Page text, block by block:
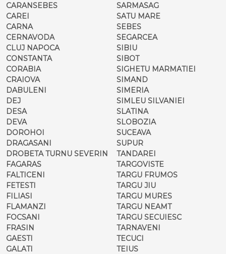
CARANSEBES
CAREI
CARNA
CERNAVODA
CLUJ NAPOCA
CONSTANTA
CORABIA
CRAIOVA
DABULENI
DEJ
DESA
DEVA
DOROHOI
DRAGASANI
DROBETA TURNU SEVERIN
FAGARAS
FALTICENI
FETESTI
FILIASI
FLAMANZI
FOCSANI
FRASIN
GAESTI
GALATI
SARMASAG
SATU MARE
SEBES
SEGARCEA
SIBIU
SIBOT
SIGHETU MARMATIEI
SIMAND
SIMERIA
SIMLEU SILVANIEI
SLATINA
SLOBOZIA
SUCEAVA
SUPUR
TANDAREI
TARGOVISTE
TARGU FRUMOS
TARGU JIU
TARGU MURES
TARGU NEAMT
TARGU SECUIESC
TARNAVENI
TECUCI
TEIUS